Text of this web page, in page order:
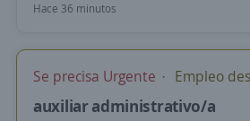
Hace 36 minutos
Se precisa Urgente Empleo
auxiliar administrativo/a